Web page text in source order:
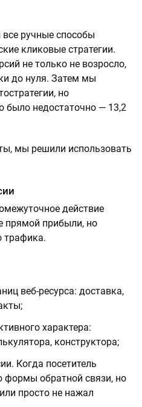
ручные способы
кликовые стратегии.
не только не возросло,
до нуля. Затем мы
но
было недостаточно — 13,2
мы решили использовать
действие
прямой прибыли, но
трафика.
веб-ресурса: доставка,
характера:
конструктора;
Когда посетитель
формы обратной связи, но
просто не нажал